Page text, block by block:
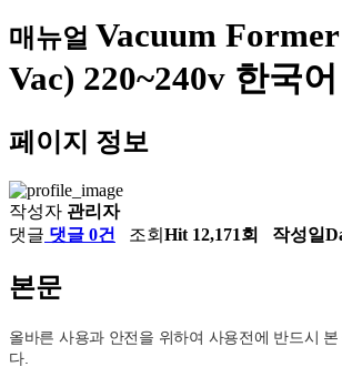
매뉴얼 Vacuum
Vac) 220~240v 한국
페이지 정보
작성자 관리자
댓글 댓글 0건 조회 Hit 12,171회 작성일
본문
올바른 사용과 안전을 위하여 사용전에 반드시
다.